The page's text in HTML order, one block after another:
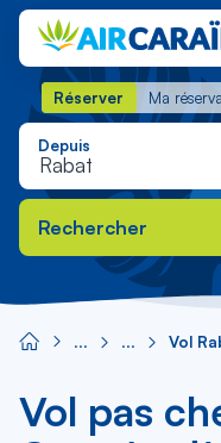
Réserver Ma
Réserver Ma
Depuis
Rechercher
Vol
Vol pas